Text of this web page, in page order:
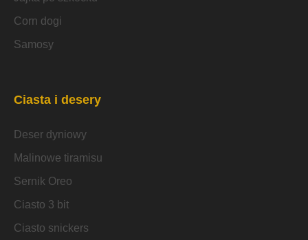
Corn dogi
Samosy
Ciasta i desery
Deser dyniowy
Malinowe tiramisu
Sernik Oreo
Ciasto 3 bit
Ciasto snickers